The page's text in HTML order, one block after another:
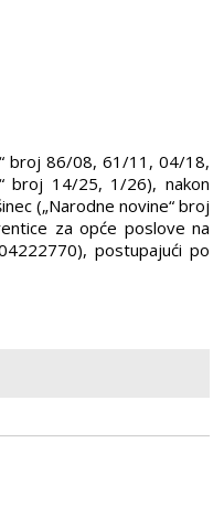
broj 86/08, 61/11, 04/18,
broj 14/25, 1/26), nakon
(„Narodne novine“ broj
za opće poslove na
postupajući po